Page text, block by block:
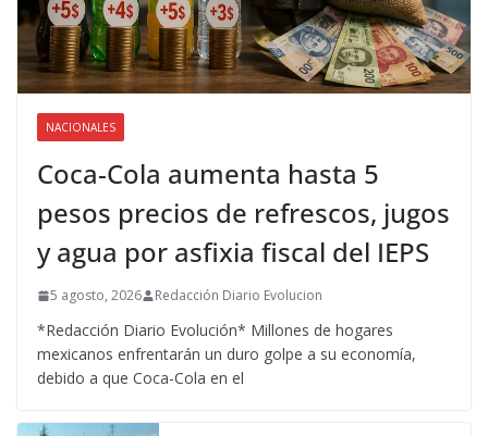
NACIONALES
Coca-Cola aumenta hasta 5
pesos precios de refrescos, jugos
y agua por asfixia fiscal del IEPS
5 agosto, 2026 Redacción Diario Evolucion
*Redacción Diario Evolución* Millones de hogares
mexicanos enfrentarán un duro golpe a su economía,
debido a que Coca-Cola en el